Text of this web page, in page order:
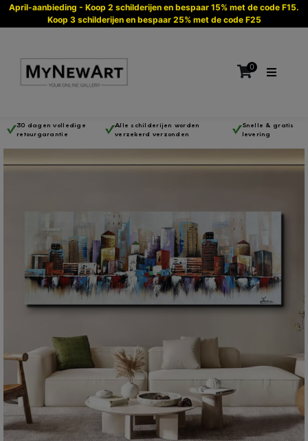
April-aanbieding - Koop 2 schilderijen en bespaar 15% met de code F15.
Koop 3 schilderijen en bespaar 25% met de code F25
0
30 dagen volledige
retourgarantie
Alle schilderijen worden
verzekerd verzonden
Snelle & gratis
levering